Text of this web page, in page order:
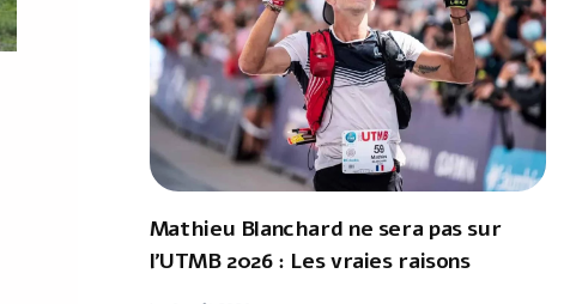
Mathieu Blanchard ne sera pas sur
l'UTMB 2026 : Les vraies raisons